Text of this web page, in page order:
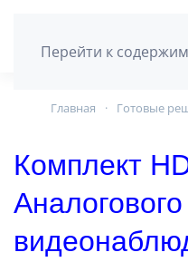
Перейти к
Главная Готовые
Комплект
Аналогового